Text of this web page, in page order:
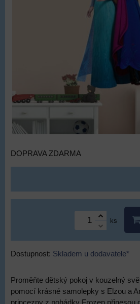
DOPRAVA ZDARMA
ks
Dostupnost: Skladem u dodavatele*
Proměňte dětský pokoj v kouzelný
pomocí krásné samolepky s Elzou a